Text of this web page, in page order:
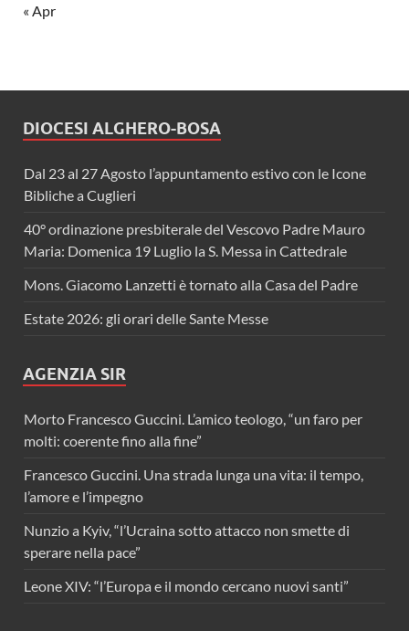
« Apr
DIOCESI ALGHERO-BOSA
Dal 23 al 27 Agosto l’appuntamento estivo con le Icone
Bibliche a Cuglieri
40° ordinazione presbiterale del Vescovo Padre Mauro
Maria: Domenica 19 Luglio la S. Messa in Cattedrale
Mons. Giacomo Lanzetti è tornato alla Casa del Padre
Estate 2026: gli orari delle Sante Messe
AGENZIA SIR
Morto Francesco Guccini. L’amico teologo, “un faro per
molti: coerente fino alla fine”
Francesco Guccini. Una strada lunga una vita: il tempo,
l’amore e l’impegno
Nunzio a Kyiv, “l’Ucraina sotto attacco non smette di
sperare nella pace”
Leone XIV: “l’Europa e il mondo cercano nuovi santi”